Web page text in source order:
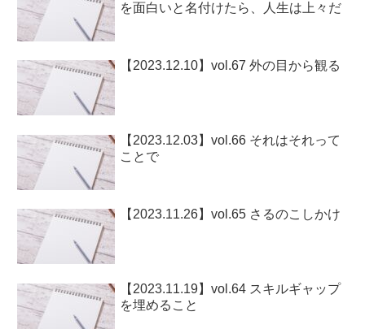
を面白いと名付けたら、人生は上々だ
【2023.12.10】vol.67 外の目から観る
【2023.12.03】vol.66 それはそれって
ことで
【2023.11.26】vol.65 さるのこしかけ
【2023.11.19】vol.64 スキルギャップ
を埋めること